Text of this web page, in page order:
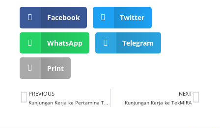
Facebook Twitter
WhatsApp Telegram
Print
PREVIOUS
Kunjungan Kerja ke Pertamina Tanjung Gerem
NEXT
Kunjungan Kerja ke TekMIRA